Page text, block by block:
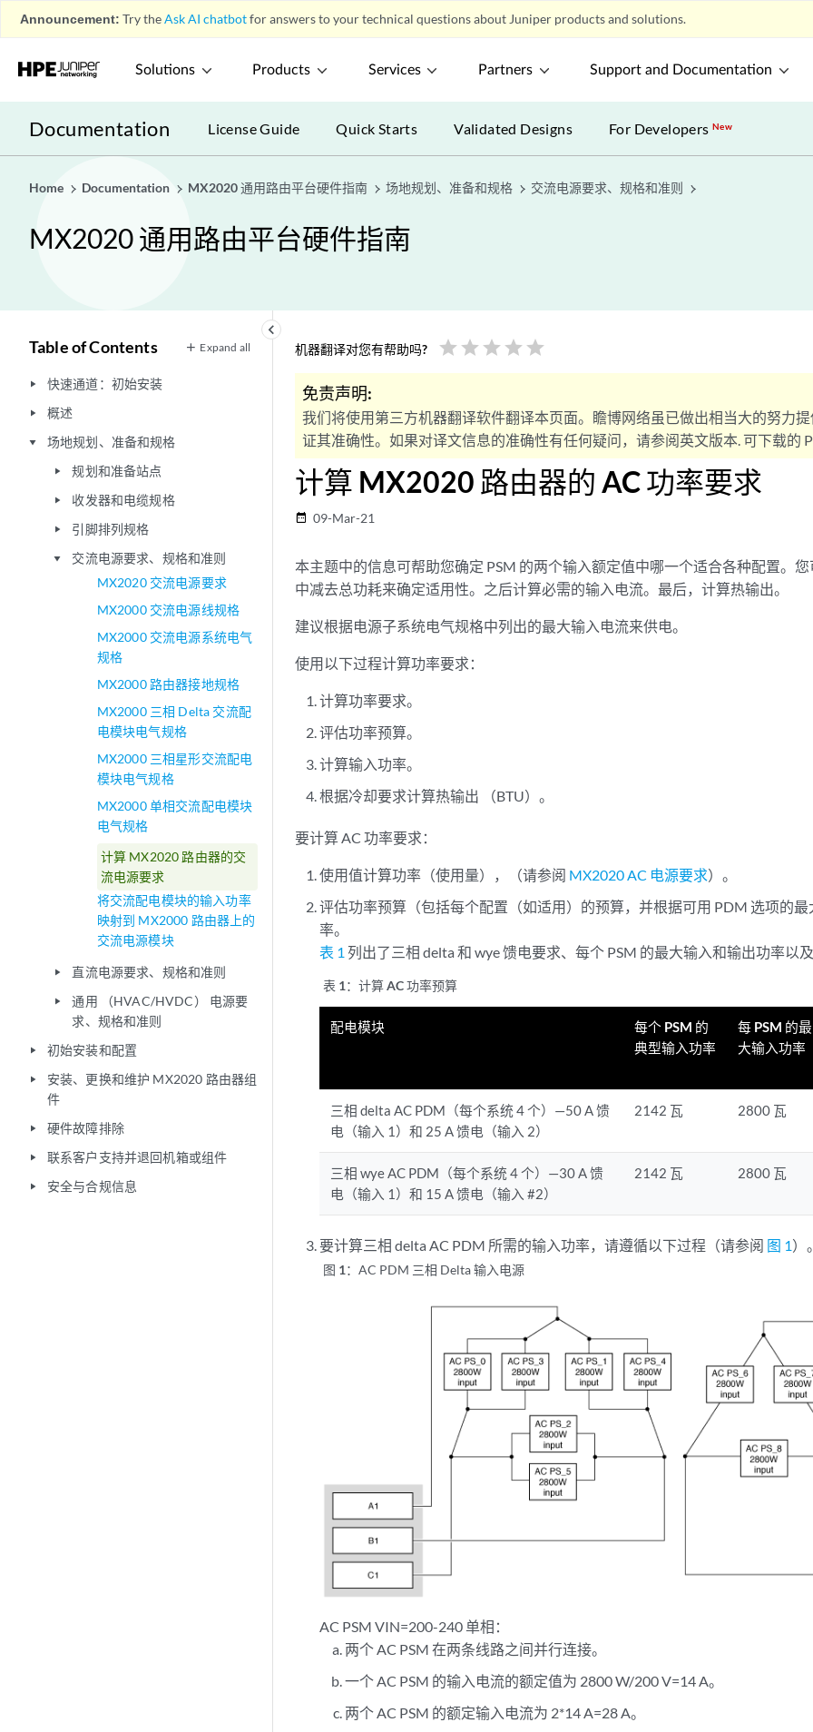
Announcement: Try theAsk AI chatbotfor answers to your technical questions about Juniper products and solutions.
Solutions Products Services Partners Support and Documentation
Documentation License Guide Quick Starts Validated Designs For DevelopersNew
Home Documentation MX2020 通用路由平台硬件指南 场地规划、准备和规格 交流电源要求、规格和准则
MX2020 通用路由平台硬件指南
keyboard_arrow_left
Table of Contents Expand all
play_arrow 快速通道：初始安装
play_arrow 概述
play_arrow 场地规划、准备和规格
play_arrow 规划和准备站点
play_arrow 收发器和电缆规格
play_arrow 引脚排列规格
play_arrow
交流电源要求、规格和准则
MX2020 交流电源要求
MX2000 交流电源线规格
MX2000 交流电源系统电气
规格
MX2000 路由器接地规格
MX2000 三相 Delta 交流配
电模块电气规格
MX2000 三相星形交流配电
模块电气规格
MX2000 单相交流配电模块
电气规格
计算 MX2020 路由器的交
流电源要求
将交流配电模块的输入功率
映射到 MX2000 路由器上的
交流电源模块
play_arrow 直流电源要求、规格和准则
play_arrow
通用 （HVAC/HVDC） 电源要
求、规格和准则
play_arrow 初始安装和配置
play_arrow
安装、更换和维护 MX2020 路由器组
件
play_arrow 硬件故障排除
play_arrow 联系客户支持并退回机箱或组件
play_arrow 安全与合规信息
机器翻译对您有帮助吗? star star star star star
免责声明:
我们将使用第三方机器翻译软件翻译本页面。瞻博网络虽已做出相当大的努力
证其准确性。如果对译文信息的准确性有任何疑问，请参阅英文版本. 可下载的
计算 MX2020 路由器的 AC 功率要求
date_range 09-Mar-21
本主题中的信息可帮助您确定 PSM 的两个输入额定值中哪一个适合各种配置。
中减去总功耗来确定适用性。之后计算必需的输入电流。最后，计算热输出。
建议根据电源子系统电气规格中列出的最大输入电流来供电。
使用以下过程计算功率要求：
计算功率要求。
评估功率预算。
计算输入功率。
根据冷却要求计算热输出 （BTU）。
要计算 AC 功率要求：
使用值计算功率（使用量），（请参阅 MX2020 AC 电源要求）。
评估功率预算（包括每个配置（如适用）的预算，并根据可用 PDM 选项的
率。
表 1 列出了三相 delta 和 wye 馈电要求、每个 PSM 的最大输入和输出功率以及
表 1：计算 AC 功率预算
配电模块
每个 PSM 的
典型输入功率
每 PSM 的最
大输入功率
三相 delta AC PDM（每个系统 4 个）—50 A 馈
电（输入 1）和 25 A 馈电（输入 2）
2142 瓦 2800 瓦
三相 wye AC PDM（每个系统 4 个）—30 A 馈
电（输入 1）和 15 A 馈电（输入 #2）
2142 瓦 2800 瓦
要计算三相 delta AC PDM 所需的输入功率，请遵循以下过程（请参阅 图 1）。
图 1：AC PDM 三相 Delta 输入电源
AC PSM VIN=200-240 单相：
两个 AC PSM 在两条线路之间并行连接。
一个 AC PSM 的输入电流的额定值为 2800 W/200 V=14 A。
两个 AC PSM 的额定输入电流为 2*14 A=28 A。